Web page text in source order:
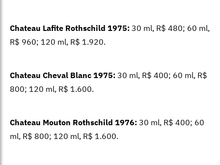
Chateau Lafite Rothschild 1975: 30 ml, R$ 480; 60 ml,
R$ 960; 120 ml, R$ 1.920.
Chateau Cheval Blanc 1975: 30 ml, R$ 400; 60 ml, R$
800; 120 ml, R$ 1.600.
Chateau Mouton Rothschild 1976: 30 ml, R$ 400; 60
ml, R$ 800; 120 ml, R$ 1.600.